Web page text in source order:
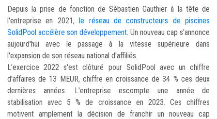
Depuis la prise de fonction de Sébastien Gauthier à la tête de
l'entreprise en 2021,le réseau de constructeurs de piscines
SolidPool accélère son développement . Un nouveau cap s'annonce
aujourd'hui avec le passage à la vitesse supérieure dans
l'expansion de son réseau national d'affiliés.
L'exercice 2022 s'est clôturé pour SolidPool avec un chiffre
d'affaires de 13 MEUR, chiffre en croissance de 34 % ces deux
dernières années. L'entreprise escompte une année de
stabilisation avec 5 % de croissance en 2023. Ces chiffres
motivent amplement la décision de franchir un nouveau cap